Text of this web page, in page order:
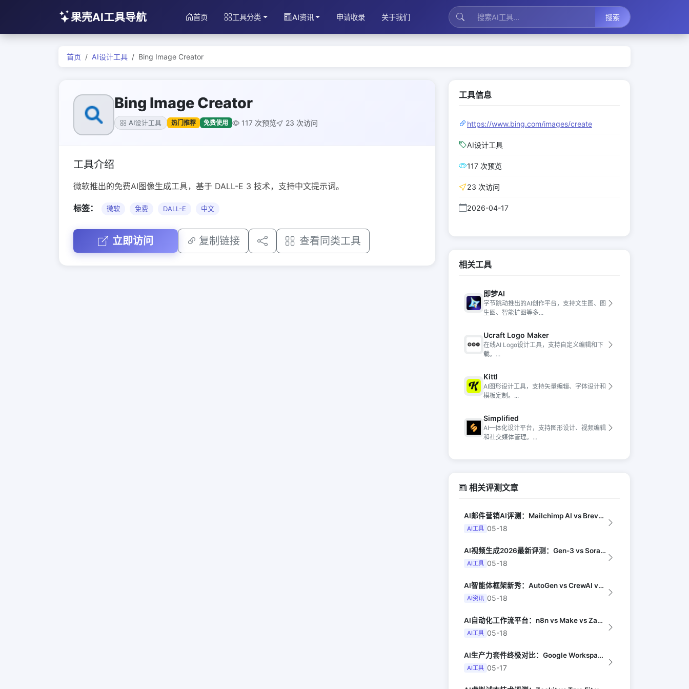
果壳AI工具导航 首页 工具分类 AI资讯 申请收录 关于我们 搜索
首页 AI设计工具 Bing Image Creator
Bing Image Creator
AI设计工具 热门推荐 免费使用 117 次预览 23 次访问
工具介绍
微软推出的免费AI图像生成工具，基于 DALL-E 3 技术，支持中文提示词。
标签： 微软 免费 DALL-E 中文
立即访问 复制链接 查看同类工具
工具信息
https://www.bing.com/images/create
AI设计工具
117 次预览
23 次访问
2026-04-17
相关工具
即梦AI
字节跳动推出的AI创作平台，支持文生图、图
生图、智能扩图等多...
Ucraft Logo Maker
在线AI Logo设计工具，支持自定义编辑和下
载。...
Kittl
AI图形设计工具，支持矢量编辑、字体设计和
模板定制。...
Simplified
AI一体化设计平台，支持图形设计、视频编辑
和社交媒体管理。...
相关评测文章
AI邮件营销AI评测：Mailchimp AI vs Brevo AI vs K...
AI工具 05-18
AI视频生成2026最新评测：Gen-3 vs Sora vs Kling vs...
AI工具 05-18
AI智能体框架新秀：AutoGen vs CrewAI vs OpenHands...
AI资讯 05-18
AI自动化工作流平台：n8n vs Make vs Zapier AI对比（Au...
AI工具 05-18
AI生产力套件终极对比：Google Workspace AI vs Micro...
AI工具 05-17